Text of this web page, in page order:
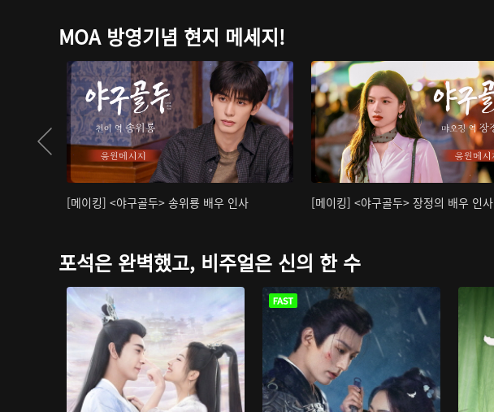
MOA 방영기념 현지 메세지!
[메이킹] <야구골두> 송위룡 배우 인사 [메이킹] <야구골두> 장정의 배우 인사
포석은 완벽했고, 비주얼은 신의 한 수